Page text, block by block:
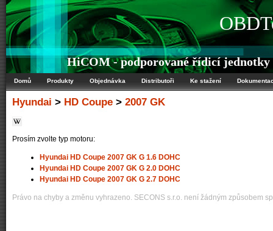
HiCOM - podporované řídicí
Domů Produkty Objednávka Distributoři Ke stažení
Hyundai > HD Coupe > 2007 GK
Prosím zvolte typ motoru:
Hyundai HD Coupe 2007 GK G 1.6 DOHC
Hyundai HD Coupe 2007 GK G 2.0 DOHC
Hyundai HD Coupe 2007 GK G 2.7 DOHC
Právo na chyby a změnu vyhrazeno. SECONS s.r.o. není žádným způsobem